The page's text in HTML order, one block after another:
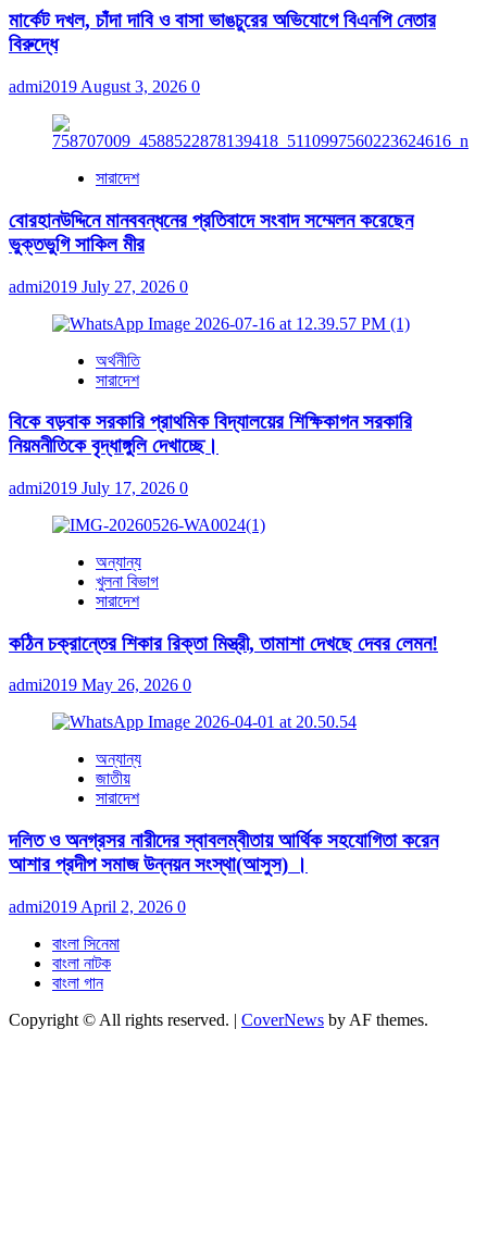
মার্কেট দখল, চাঁদা দাবি ও বাসা ভাঙচুরের অভিযোগে বিএনপি নেতার
বিরুদ্ধে
admi2019 August 3, 2026 0
সারাদেশ
বোরহানউদ্দিনে মানববন্ধনের প্রতিবাদে সংবাদ সম্মেলন করেছেন
ভুক্তভুগি সাকিল মীর
admi2019 July 27, 2026 0
অর্থনীতি
সারাদেশ
বিকে বড়বাক সরকারি প্রাথমিক বিদ্যালয়ের শিক্ষিকাগন সরকারি
নিয়মনীতিকে বৃদ্ধাঙ্গুলি দেখাচ্ছে।
admi2019 July 17, 2026 0
অন্যান্য
খুলনা বিভাগ
সারাদেশ
কঠিন চক্রান্তের শিকার রিক্তা মিস্ত্রী, তামাশা দেখছে দেবর লেমন!
admi2019 May 26, 2026 0
অন্যান্য
জাতীয়
সারাদেশ
দলিত ও অনগ্রসর নারীদের স্বাবলম্বীতায় আর্থিক সহযোগিতা করেন
আশার প্রদীপ সমাজ উন্নয়ন সংস্থা(আসুস) ।
admi2019 April 2, 2026 0
বাংলা সিনেমা
বাংলা নাটক
বাংলা গান
Copyright © All rights reserved. | CoverNews by AF themes.